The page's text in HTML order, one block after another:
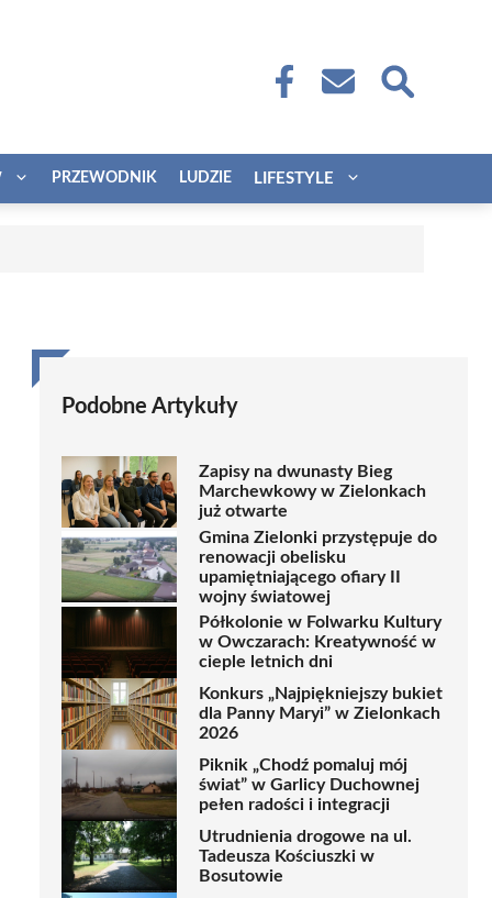
PRZEWODNIK LUDZIE LIFESTYLE
Podobne Artykuły
Zapisy na dwunasty Bieg
Marchewkowy w Zielonkach
już otwarte
Gmina Zielonki przystępuje do
renowacji obelisku
upamiętniającego ofiary II
wojny światowej
Półkolonie w Folwarku Kultury
w Owczarach: Kreatywność w
cieple letnich dni
Konkurs „Najpiękniejszy bukiet
dla Panny Maryi” w Zielonkach
2026
Piknik „Chodź pomaluj mój
świat” w Garlicy Duchownej
pełen radości i integracji
Utrudnienia drogowe na ul.
Tadeusza Kościuszki w
Bosutowie